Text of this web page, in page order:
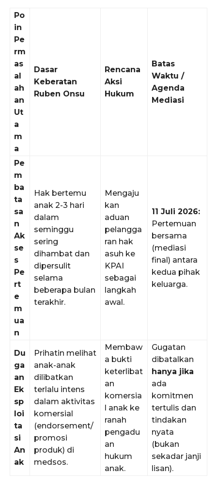
Po
in
Pe
rm
as
al
ah
an
Ut
a
m
a
Dasar
Keberatan
Ruben Onsu
Rencana
Aksi
Hukum
Batas
Waktu /
Agenda
Mediasi
Pe
m
ba
ta
sa
n
Ak
se
s
Pe
rt
e
m
ua
n
Hak bertemu
anak 2-3 hari
dalam
seminggu
sering
dihambat dan
dipersulit
selama
beberapa bulan
terakhir.
Mengaju
kan
aduan
pelangga
ran hak
asuh ke
KPAI
sebagai
langkah
awal.
11 Juli 2026:
Pertemuan
bersama
(mediasi
final) antara
kedua pihak
keluarga.
Du
ga
an
Ek
sp
loi
ta
si
An
ak
Prihatin melihat
anak-anak
dilibatkan
terlalu intens
dalam aktivitas
komersial
(endorsement/
promosi
produk) di
medsos.
Membaw
a bukti
keterlibat
an
komersia
l anak ke
ranah
pengadu
an
hukum
anak.
Gugatan
dibatalkan
hanya jika
ada
komitmen
tertulis dan
tindakan
nyata
(bukan
sekadar janji
lisan).